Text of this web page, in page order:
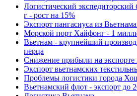
Логистический экспедиторский
г - рост на 15%
Экспорт пангасиуса из
Морской порт Хайфонг - 1
Вьетнам - крупнейший
перца
Снижение прибыли на экспорте
Экспорт вьетнамских
Проблемы логистики города
Вьетнамский флот - экспорт до